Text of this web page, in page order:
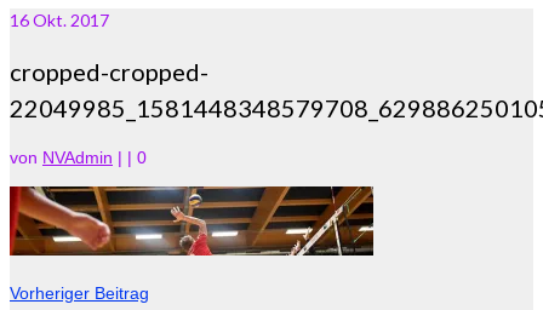
16Okt. 2017
cropped-cropped-
von NVAdmin | | 0
Vorheriger Beitrag